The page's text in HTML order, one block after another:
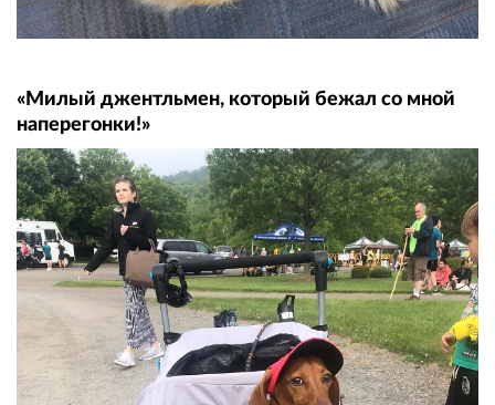
«Милый джентльмен, который бежал со мной
наперегонки!»